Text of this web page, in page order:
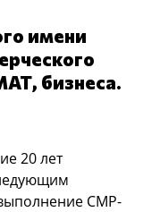
имени
бизнеса.
20 лет
СМР-